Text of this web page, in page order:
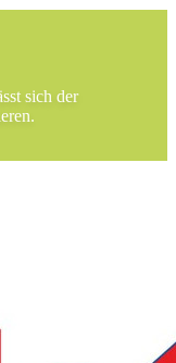
sich der